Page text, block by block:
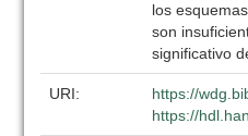
los
son
significativo
URI:
https://
https://